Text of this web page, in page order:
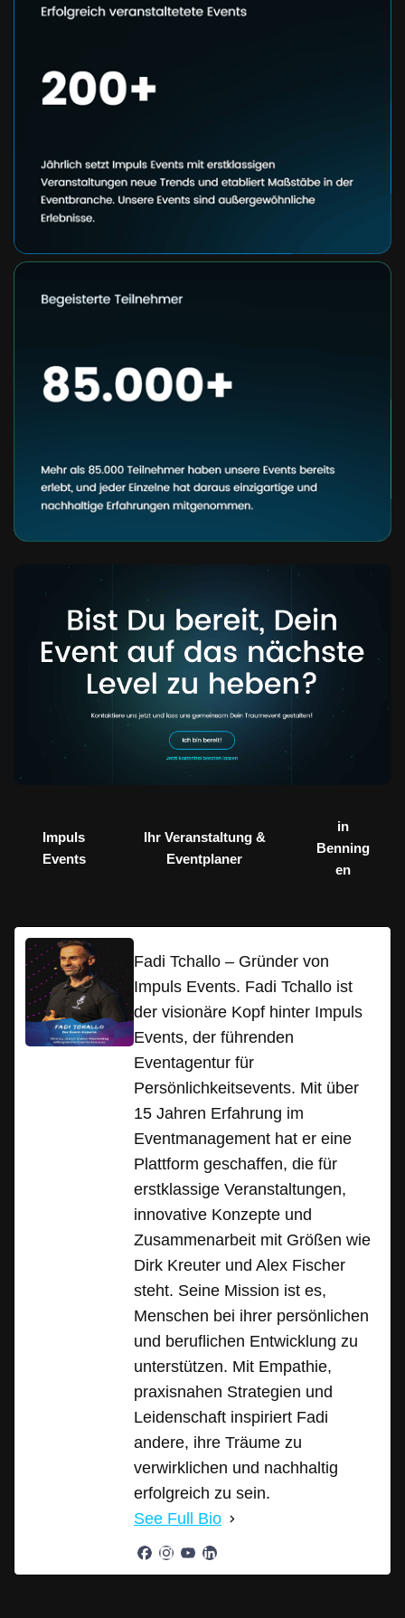
Impuls
Events
Ihr Veranstaltung &
Eventplaner
in
Benning
en
Fadi Tchallo – Gründer von
Impuls Events. Fadi Tchallo ist
der visionäre Kopf hinter Impuls
Events, der führenden
Eventagentur für
Persönlichkeitsevents. Mit über
15 Jahren Erfahrung im
Eventmanagement hat er eine
Plattform geschaffen, die für
erstklassige Veranstaltungen,
innovative Konzepte und
Zusammenarbeit mit Größen wie
Dirk Kreuter und Alex Fischer
steht. Seine Mission ist es,
Menschen bei ihrer persönlichen
und beruflichen Entwicklung zu
unterstützen. Mit Empathie,
praxisnahen Strategien und
Leidenschaft inspiriert Fadi
andere, ihre Träume zu
verwirklichen und nachhaltig
erfolgreich zu sein.
See Full Bio